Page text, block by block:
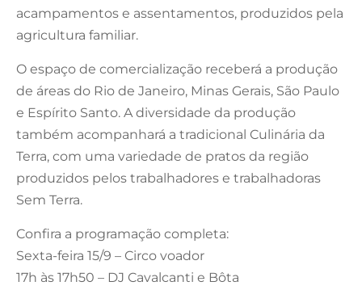
acampamentos e assentamentos, produzidos pela
agricultura familiar.
O espaço de comercialização receberá a produção
de áreas do Rio de Janeiro, Minas Gerais, São Paulo
e Espírito Santo. A diversidade da produção
também acompanhará a tradicional Culinária da
Terra, com uma variedade de pratos da região
produzidos pelos trabalhadores e trabalhadoras
Sem Terra.
Confira a programação completa:
Sexta-feira 15/9 – Circo voador
17h às 17h50 – DJ Cavalcanti e Bôta